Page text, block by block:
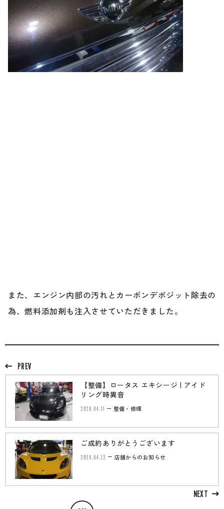
また、エンジン内部の汚れとカーボンデポジット除去の
為、燃料添加剤も注入させていただきました。
PREV
【整備】ロータス エキシージ | アイド
リング時異音
2020.04.11 整備・修理
NEXT
ご成約ありがとうございます
2020.04.12 店舗からのお知らせ